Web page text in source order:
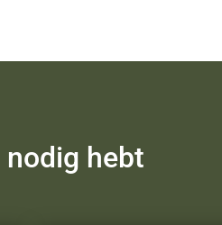
hebt